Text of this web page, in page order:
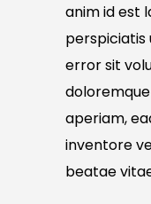
anim id est
perspiciatis
error sit
aperiam,
inventore
beatae